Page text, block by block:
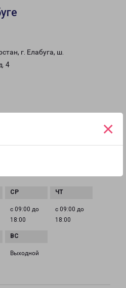
×
г. Елабуга, ш.
4
с 09:00 до
18:00
с 09:00 до
18:00
Выходной